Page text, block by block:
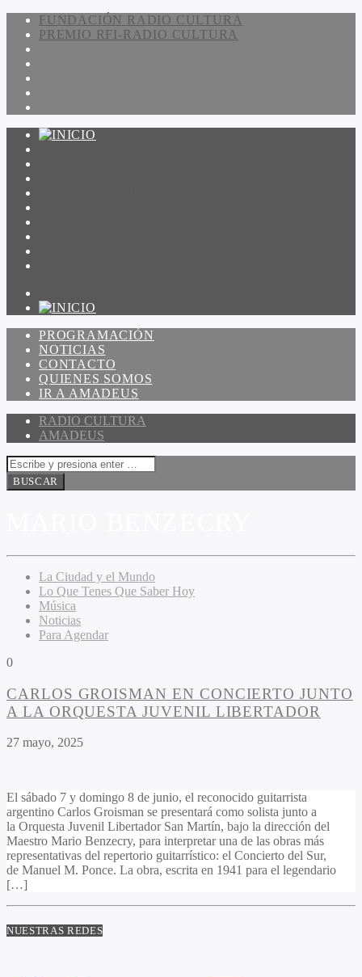
FUNDACIÓN RADIO CULTURA
PREMIO RFI-RADIO CULTURA
PROGRAMACIÓN
NOTICIAS
CONTACTO
QUIENES SOMOS
IR A AMADEUS
RADIO CULTURA
AMADEUS
La Ciudad y el Mundo
Lo Que Tenes Que Saber Hoy
Música
Noticias
Para Agendar
0
CARLOS GROISMAN EN CONCIERTO JUNTO
A LA ORQUESTA JUVENIL LIBERTADOR
27 mayo, 2025
El sábado 7 y domingo 8 de junio, el reconocido guitarrista
argentino Carlos Groisman se presentará como solista junto a
la Orquesta Juvenil Libertador San Martín, bajo la dirección del
Maestro Mario Benzecry, para interpretar una de las obras más
representativas del repertorio guitarrístico: el Concierto del Sur,
de Manuel M. Ponce. La obra, escrita en 1941 para el legendario
[…]
NUESTRAS REDES